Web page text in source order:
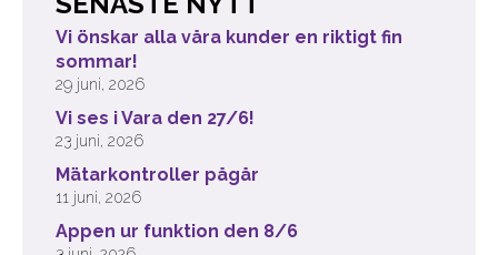
Vi önskar alla våra kunder en riktigt fin
sommar!
29 juni, 2026
Vi ses i Vara den 27/6!
23 juni, 2026
Mätarkontroller pågår
11 juni, 2026
Appen ur funktion den 8/6